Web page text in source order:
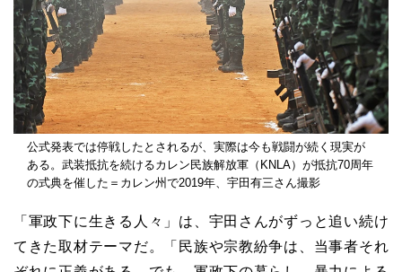
公式発表では停戦したとされるが、実際は今も戦闘が続く現実が
ある。武装抵抗を続けるカレン民族解放軍（KNLA）が抵抗70周年
の式典を催した＝カレン州で2019年、宇田有三さん撮影
「軍政下に生きる人々」は、宇田さんがずっと追い続け
てきた取材テーマだ。「民族や宗教紛争は、当事者それ